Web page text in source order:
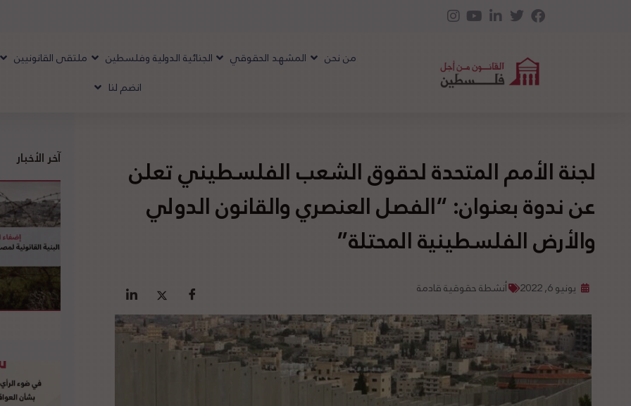
من نحن المشهد الحقوقي الجنائية الدولية وفلسطين ملتقى القانونيين
انضم لنا
لجنة الأمم المتحدة لحقوق الشعب الفلسطيني تعلن
عن ندوة بعنوان: “الفصل العنصري والقانون الدولي
والأرض الفلسطينية المحتلة”
يونيو 6, 2022 أنشطة حقوقية قادمة
آخر الأخبار